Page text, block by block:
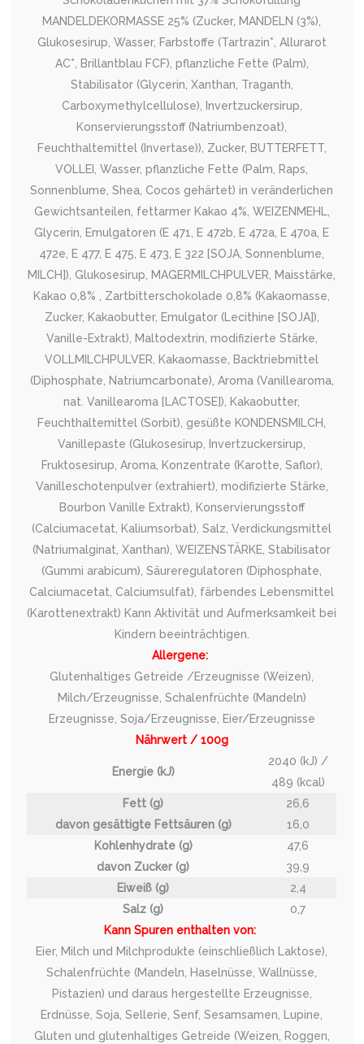
MANDELDEKORMASSE 25% (Zucker, MANDELN (3%),
Glukosesirup, Wasser, Farbstoffe (Tartrazin*, Allurarot
AC*, Brillantblau FCF), pflanzliche Fette (Palm),
Stabilisator (Glycerin, Xanthan, Traganth,
Carboxymethylcellulose), Invertzuckersirup,
Konservierungsstoff (Natriumbenzoat),
Feuchthaltemittel (Invertase)), Zucker, BUTTERFETT,
VOLLEI, Wasser, pflanzliche Fette (Palm, Raps,
Sonnenblume, Shea, Cocos gehärtet) in veränderlichen
Gewichtsanteilen, fettarmer Kakao 4%, WEIZENMEHL,
Glycerin, Emulgatoren (E 471, E 472b, E 472a, E 470a, E
472e, E 477, E 475, E 473, E 322 [SOJA, Sonnenblume,
MILCH]), Glukosesirup, MAGERMILCHPULVER, Maisstärke,
Kakao 0,8% , Zartbitterschokolade 0,8% (Kakaomasse,
Zucker, Kakaobutter, Emulgator (Lecithine [SOJA]),
Vanille-Extrakt), Maltodextrin, modifizierte Stärke,
VOLLMILCHPULVER, Kakaomasse, Backtriebmittel
(Diphosphate, Natriumcarbonate), Aroma (Vanillearoma,
nat. Vanillearoma [LACTOSE]), Kakaobutter,
Feuchthaltemittel (Sorbit), gesüßte KONDENSMILCH,
Vanillepaste (Glukosesirup, Invertzuckersirup,
Fruktosesirup, Aroma, Konzentrate (Karotte, Saflor),
Vanilleschotenpulver (extrahiert), modifizierte Stärke,
Bourbon Vanille Extrakt), Konservierungsstoff
(Calciumacetat, Kaliumsorbat), Salz, Verdickungsmittel
(Natriumalginat, Xanthan), WEIZENSTÄRKE, Stabilisator
(Gummi arabicum), Säureregulatoren (Diphosphate,
Calciumacetat, Calciumsulfat), färbendes Lebensmittel
(Karottenextrakt) Kann Aktivität und Aufmerksamkeit bei
Kindern beeinträchtigen.
Allergene:
Glutenhaltiges Getreide /Erzeugnisse (Weizen),
Milch/Erzeugnisse, Schalenfrüchte (Mandeln)
Erzeugnisse, Soja/Erzeugnisse, Eier/Erzeugnisse
Nährwert / 100g
Energie (kJ)
2040 (kJ) /
489 (kcal)
Fett (g)
26,6
davon gesättigte Fettsäuren (g)
16,0
Kohlenhydrate (g)
47,6
davon Zucker (g)
39,9
Eiweiß (g)
2,4
Salz (g)
0,7
Kann Spuren enthalten von:
Eier, Milch und Milchprodukte (einschließlich Laktose),
Schalenfrüchte (Mandeln, Haselnüsse, Wallnüsse,
Pistazien) und daraus hergestellte Erzeugnisse,
Erdnüsse, Soja, Sellerie, Senf, Sesamsamen, Lupine,
Gluten und glutenhaltiges Getreide (Weizen, Roggen,